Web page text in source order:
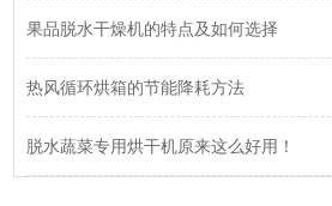
果品脱水干燥机的特点及如何选择
热风循环烘箱的节能降耗方法
脱水蔬菜专用烘干机原来这么好用！